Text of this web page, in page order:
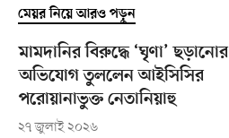
মেয়র নিয়ে আরও পড়ুন
মামদানির বিরুদ্ধে ‘ঘৃণা’ ছড়ানোর
অভিযোগ তুললেন আইসিসির
পরোয়ানাভুক্ত নেতানিয়াহু
২৭ জুলাই ২০২৬